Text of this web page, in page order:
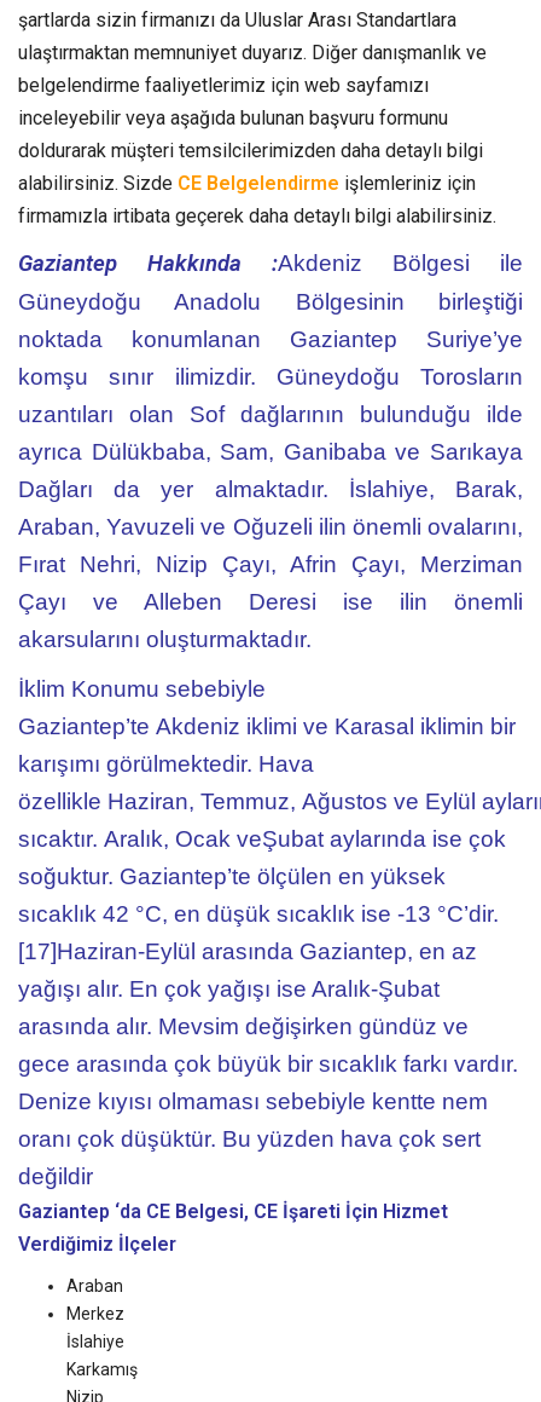
şartlarda sizin firmanızı da Uluslar Arası Standartlara
ulaştırmaktan memnuniyet duyarız. Diğer danışmanlık ve
belgelendirme faaliyetlerimiz için web sayfamızı
inceleyebilir veya aşağıda bulunan başvuru formunu
doldurarak müşteri temsilcilerimizden daha detaylı bilgi
alabilirsiniz. Sizde CE Belgelendirme işlemleriniz için
firmamızla irtibata geçerek daha detaylı bilgi alabilirsiniz.
Gaziantep Hakkında :Akdeniz Bölgesi ile
Güneydoğu Anadolu Bölgesinin birleştiği
noktada konumlanan Gaziantep Suriye’ye
komşu sınır ilimizdir. Güneydoğu Torosların
uzantıları olan Sof dağlarının bulunduğu ilde
ayrıca Dülükbaba, Sam, Ganibaba ve Sarıkaya
Dağları da yer almaktadır. İslahiye, Barak,
Araban, Yavuzeli ve Oğuzeli ilin önemli ovalarını,
Fırat Nehri, Nizip Çayı, Afrin Çayı, Merziman
Çayı ve Alleben Deresi ise ilin önemli
akarsularını oluşturmaktadır.
İklim Konumu sebebiyle
Gaziantep’te Akdeniz iklimi ve Karasal iklimin bir
karışımı görülmektedir. Hava
özellikle Haziran, Temmuz, Ağustos ve Eylül
sıcaktır. Aralık, Ocak veŞubat aylarında ise çok
soğuktur. Gaziantep’te ölçülen en yüksek
sıcaklık 42 °C, en düşük sıcaklık ise -13 °C’dir.
[17]Haziran-Eylül arasında Gaziantep, en az
yağışı alır. En çok yağışı ise Aralık-Şubat
arasında alır. Mevsim değişirken gündüz ve
gece arasında çok büyük bir sıcaklık farkı vardır.
Denize kıyısı olmaması sebebiyle kentte nem
oranı çok düşüktür. Bu yüzden hava çok sert
değildir
Gaziantep ‘da CE Belgesi, CE İşareti İçin Hizmet
Verdiğimiz İlçeler
Araban
Merkez
İslahiye
Karkamış
Nizip